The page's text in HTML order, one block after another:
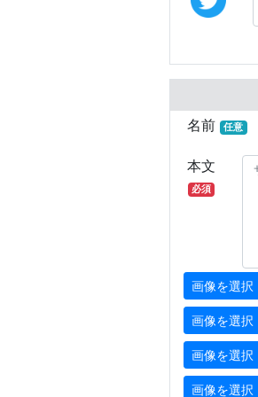
名前
任意
本文
必須
画像を選択
画像を選択
画像を選択
画像を選択